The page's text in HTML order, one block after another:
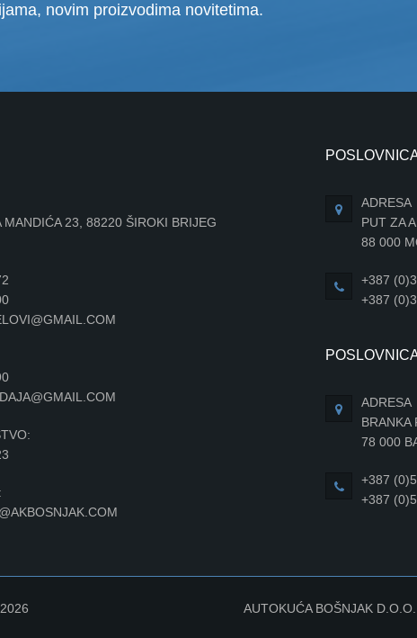
novim proizvodima novitetima.
MANDIĆA 23, 88220 ŠIROKI BRIJEG
ADRESA
PUT ZA
88 000
+387
+387
ADRESA
BRANKA
78 000
+387
+387
AUTOKUĆA BOŠNJAK